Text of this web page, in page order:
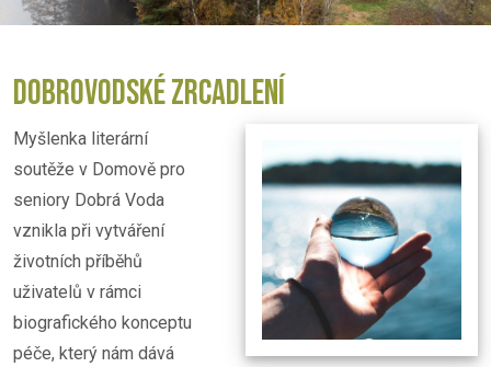
DOBROVODSKÉ ZRCADLENÍ
Myšlenka literární
soutěže v Domově pro
seniory Dobrá Voda
vznikla při vytváření
životních příběhů
uživatelů v rámci
biografického konceptu
péče, který nám dává